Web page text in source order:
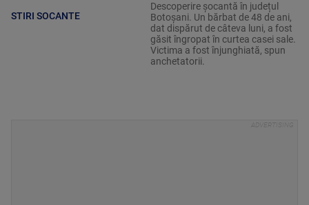
STIRI SOCANTE
Descoperire șocantă în județul
Botoșani. Un bărbat de 48 de ani,
dat dispărut de câteva luni, a fost
găsit îngropat în curtea casei sale.
Victima a fost înjunghiată, spun
anchetatorii.